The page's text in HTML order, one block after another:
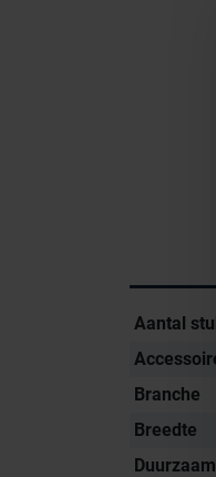
Aantal
Branche
Breedte
Duurzaam